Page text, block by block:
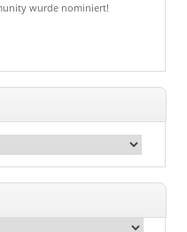
wurde nominiert!